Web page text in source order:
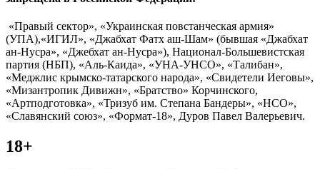
«Правый сектор», «Украинская повстанческая армия»
(УПА),«ИГИЛ», «Джабхат Фатх аш-Шам» (бывшая «Джабхат
ан-Нусра», «Джебхат ан-Нусра»), Национал-Большевистская
партия (НБП), «Аль-Каида», «УНА-УНСО», «Талибан»,
«Меджлис крымско-татарского народа», «Свидетели Иеговы»,
«Мизантропик Дивижн», «Братство» Корчинского,
«Артподготовка», «Тризуб им. Степана Бандеры», «НСО»,
«Славянский союз», «Формат-18», Дуров Павел Валерьевич.
18+